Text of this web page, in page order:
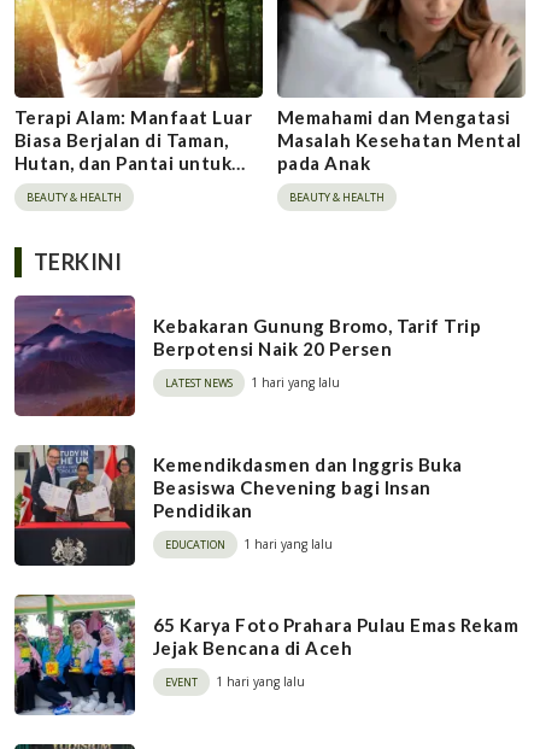
Terapi Alam: Manfaat Luar
Biasa Berjalan di Taman,
Hutan, dan Pantai untuk
Kesehatan Fisik dan
Mental
BEAUTY & HEALTH
Memahami dan Mengatasi
Masalah Kesehatan Mental
pada Anak
BEAUTY & HEALTH
TERKINI
Kebakaran Gunung Bromo, Tarif Trip
Berpotensi Naik 20 Persen
LATEST NEWS 1 hari yang lalu
Kemendikdasmen dan Inggris Buka
Beasiswa Chevening bagi Insan
Pendidikan
EDUCATION 1 hari yang lalu
65 Karya Foto Prahara Pulau Emas Rekam
Jejak Bencana di Aceh
EVENT 1 hari yang lalu